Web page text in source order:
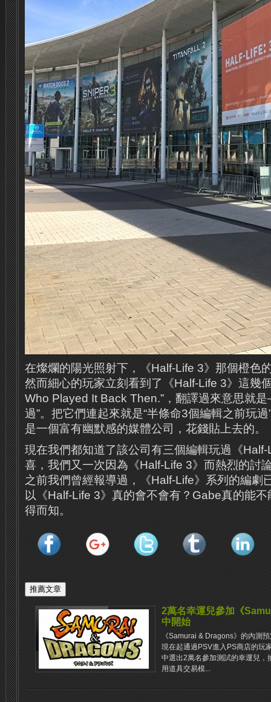
在燦爛的陽光照射下，《Half-Life 3》那個橙色
然而細心的玩家立刻看到了《Half-Life 3》這幾
Who Played It Back Then.”，翻譯過來意思就
過”。把它們連起來就是“半條命3個編輯之前玩
是一個富有幽默感的媒體公司，花錢貼上去的。
現在我們都知道了該公司有三個編輯玩過《
喜，我們又一次因為《Half-Life 3》而熱烈的討
之前我們曾經報導過，《Half-Life》系列的編劇
以《Half-Life 3》真的會不會有？Gabe真的能
得而知。
2萬名幸運兒參加《
中開始
《Samurai & Dragons》的內測
現在起通過PSV進入PS商店的玩
中選出2萬名參加測試的幸運兒
用道具交易模...